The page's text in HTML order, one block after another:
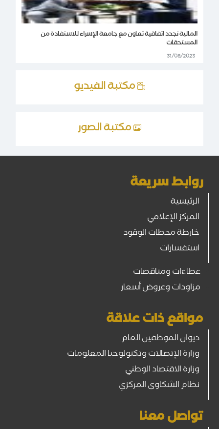
المالية تجدد اتفاقية تعاون مع جامعة الإسراء للاستفادة من
المستحقات
31/08/2023
مكتبة الفيديو
مكتبة الصور
روابط سريعة
الرئيسية
المركز الإعلامي
خارطة محطات الوقود
استفسارات
عطاءات ومناقصات
مزاودات وعروض أسعار
مواقع ذات علاقة
ديوان الموظفين العام
وزارة الإتصالات وتكنولوجيا المعلومات
وزارة الاقتصاد الوطني
نظام الشكاوى المركزي
تواصل معنا